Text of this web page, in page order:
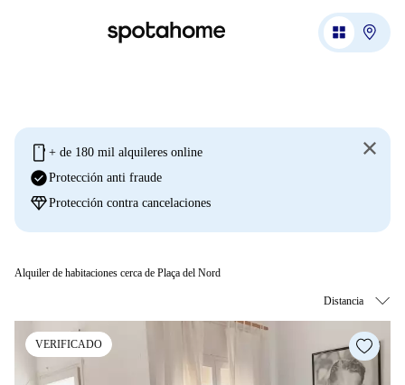
mobile + de 180 mil alquileres online
check_circleProtección anti fraude
diamondProtección contra cancelaciones
Alquiler de habitaciones cerca de Plaça del Nord
VERIFICADO